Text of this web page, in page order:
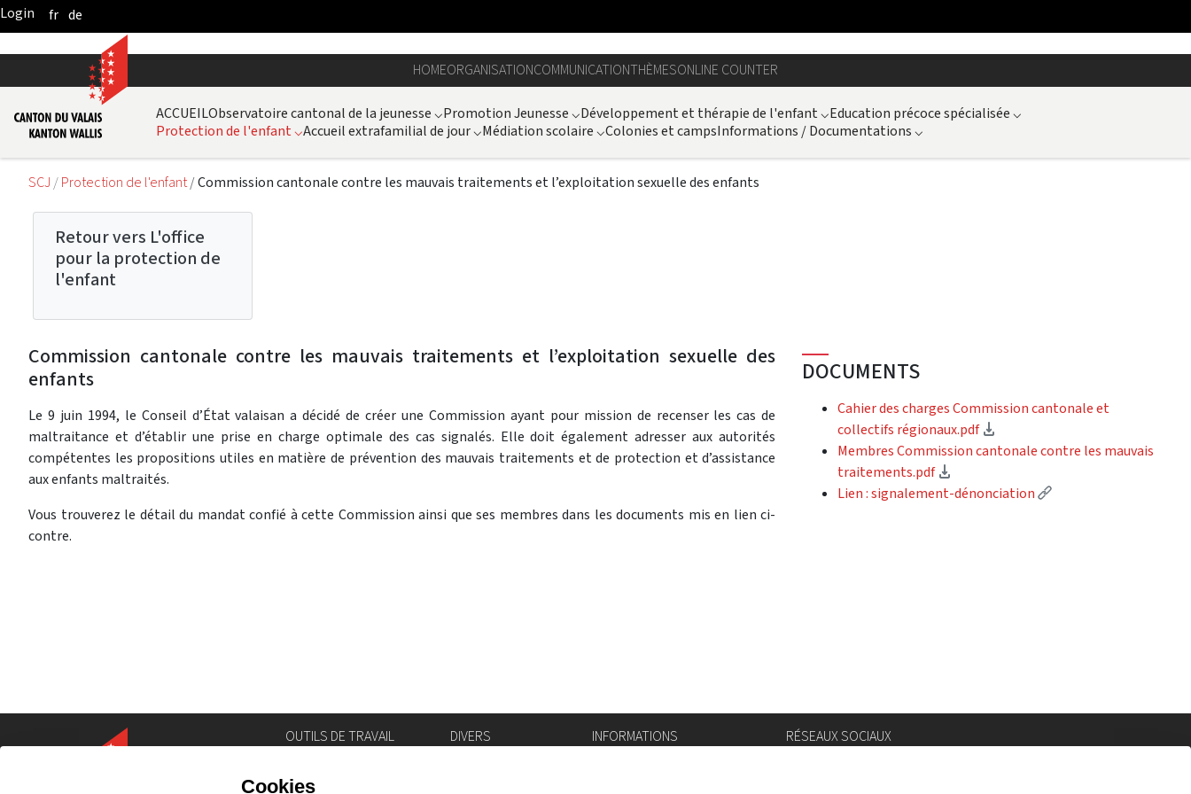
Skip to Main Content
fr de
HOMEORGANISATIONCOMMUNICATIONTHÈMESONLINE COUNTER
ACCUEILObservatoire cantonal de la jeunesse ⌵Promotion Jeunesse ⌵Développement et thérapie de l'enfant ⌵Education précoce spécialisée ⌵
Protection de l'enfant ⌵Accueil extrafamilial de jour⌵Médiation scolaire ⌵Colonies et campsInformations / Documentations ⌵
SCJ Protection de l'enfant Commission cantonale contre les mauvais traitements et l’exploitation sexuelle des enfants
Retour vers L'office
pour la protection de
l'enfant
Commission cantonale contre les mauvais traitements et l’exploitation sexuelle des
enfants
Le 9 juin 1994, le Conseil d’État valaisan a décidé de créer une Commission ayant pour mission de recenser les cas de
maltraitance et d’établir une prise en charge optimale des cas signalés. Elle doit également adresser aux autorités
compétentes les propositions utiles en matière de prévention des mauvais traitements et de protection et d’assistance
aux enfants maltraités.
Vous trouverez le détail du mandat confié à cette Commission ainsi que ses membres dans les documents mis en lien ci-
contre.
DOCUMENTS
Cahier des charges Commission cantonale et
collectifs régionaux.pdf
Membres Commission cantonale contre les mauvais
traitements.pdf
Lien : signalement-dénonciation
(External link)
OUTILS DE TRAVAIL
Géoportail
DIVERS
INFORMATIONS
RÉSEAUX SOCIAUX